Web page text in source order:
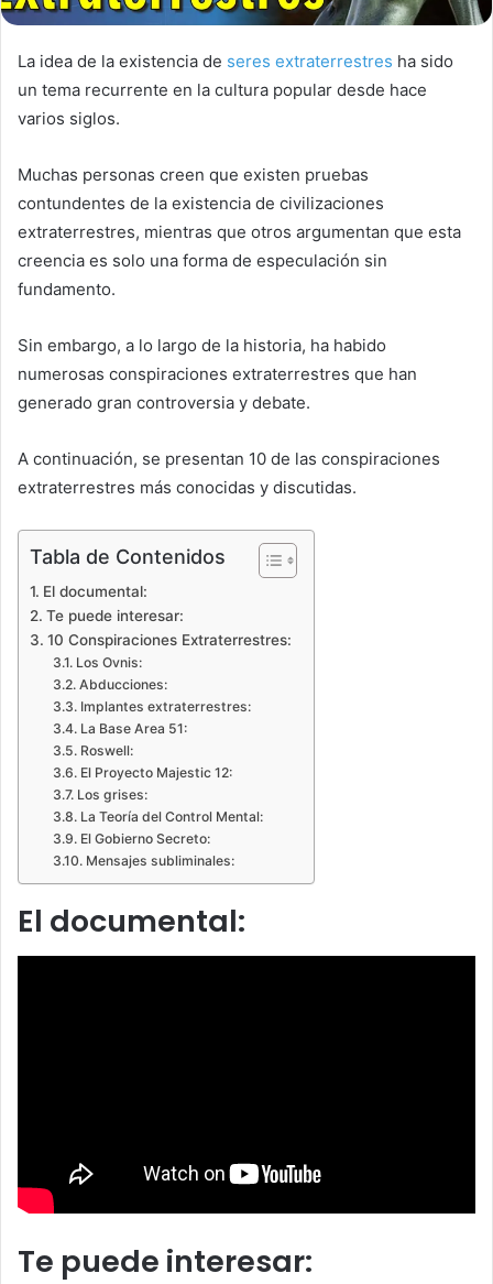
La idea de la existencia de seres extraterrestres ha sido
un tema recurrente en la cultura popular desde hace
varios siglos.
Muchas personas creen que existen pruebas
contundentes de la existencia de civilizaciones
extraterrestres, mientras que otros argumentan que esta
creencia es solo una forma de especulación sin
fundamento.
Sin embargo, a lo largo de la historia, ha habido
numerosas conspiraciones extraterrestres que han
generado gran controversia y debate.
A continuación, se presentan 10 de las conspiraciones
extraterrestres más conocidas y discutidas.
Tabla de Contenidos
El documental:
Te puede interesar:
10 Conspiraciones Extraterrestres:
Los Ovnis:
Abducciones:
Implantes extraterrestres:
La Base Area 51:
Roswell:
El Proyecto Majestic 12:
Los grises:
La Teoría del Control Mental:
El Gobierno Secreto:
Mensajes subliminales:
El documental:
Te puede interesar: